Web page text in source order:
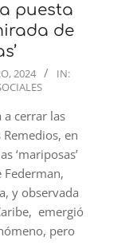
puesta
de
2024
IN:
a cerrar las
en
‘mariposas’
Federman,
y observada
emergió
pero